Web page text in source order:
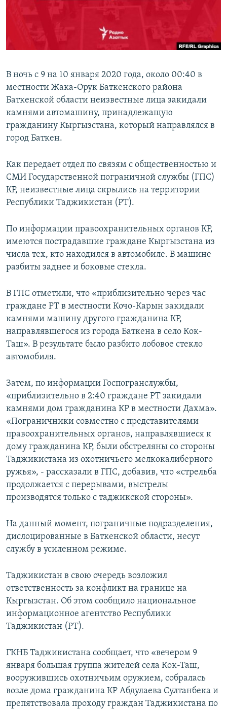
В ночь с 9 на 10 января 2020 года, около 00:40 в
местности Жака-Орук Баткенского района
Баткенской области неизвестные лица закидали
камнями автомашину, принадлежащую
гражданину Кыргызстана, который направлялся в
город Баткен.
Как передает отдел по связям с общественностью и
СМИ Государственной пограничной службы (ГПС)
КР, неизвестные лица скрылись на территории
Республики Таджикистан (РТ).
По информации правоохранительных органов КР,
имеются пострадавшие граждане Кыргызстана из
числа тех, кто находился в автомобиле. В машине
разбиты заднее и боковые стекла.
В ГПС отметили, что «приблизительно через час
граждане РТ в местности Кочо-Карын закидали
камнями машину другого гражданина КР,
направлявшегося из города Баткена в село Кок-
Таш». В результате было разбито лобовое стекло
автомобиля.
Затем, по информации Госпогранслужбы,
«приблизительно в 2:40 граждане РТ закидали
камнями дом гражданина КР в местности Дахма».
«Пограничники совместно с представителями
правоохранительных органов, направлявшиеся к
дому гражданина КР, были обстреляны со стороны
Таджикистана из охотничьего мелкокалиберного
ружья», - рассказали в ГПС, добавив, что «стрельба
продолжается с перерывами, выстрелы
производятся только с таджикской стороны».
На данный момент, пограничные подразделения,
дислоцированные в Баткенской области, несут
службу в усиленном режиме.
Таджикистан в свою очередь возложил
ответственность за конфликт на границе на
Кыргызстан. Об этом сообщило национальное
информационное агентство Республики
Таджикистан (РТ).
ГКНБ Таджикистана сообщает, что «вечером 9
января большая группа жителей села Кок-Таш,
вооружившись охотничьим оружием, собралась
возле дома гражданина КР Абдулаева Султанбека и
препятствовала проходу граждан Таджикистана по